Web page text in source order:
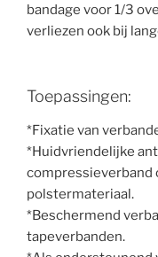
bandage voor 1/3
verliezen ook bij
Toepassingen:
*Fixatie van
*Huidvriendelijke
compressieverband
polstermateriaal.
*Beschermend
tapeverbanden.